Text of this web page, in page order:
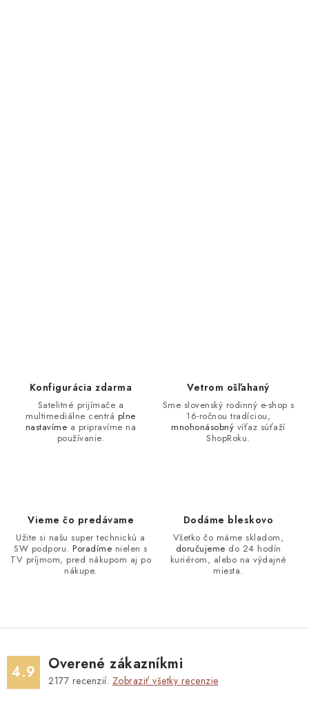
Konfigurácia zdarma
Satelitné prijímače a
multimediálne centrá plne
nastavíme a pripravíme na
používanie.
Vetrom ošľahaný
Sme slovenský rodinný e-shop s
16-ročnou tradíciou,
mnohonásobný víťaz súťaží
ShopRoku.
Vieme čo predávame
Užite si našu super technickú a
SW podporu. Poradíme nielen s
TV príjmom, pred nákupom aj po
nákupe.
Dodáme bleskovo
Všetko čo máme skladom,
doručujeme do 24 hodín
kuriérom, alebo na výdajné
miesta.
4.9 Overené zákazníkmi
2177 recenzií. Zobraziť všetky recenzie